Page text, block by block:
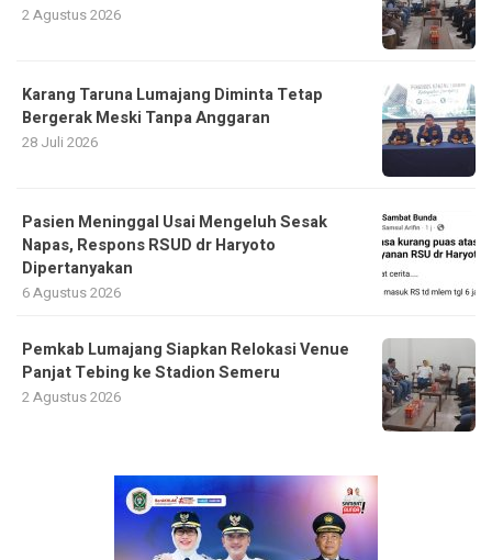
2 Agustus 2026
Karang Taruna Lumajang Diminta Tetap
Bergerak Meski Tanpa Anggaran
28 Juli 2026
Pasien Meninggal Usai Mengeluh Sesak
Napas, Respons RSUD dr Haryoto
Dipertanyakan
6 Agustus 2026
Pemkab Lumajang Siapkan Relokasi Venue
Panjat Tebing ke Stadion Semeru
2 Agustus 2026